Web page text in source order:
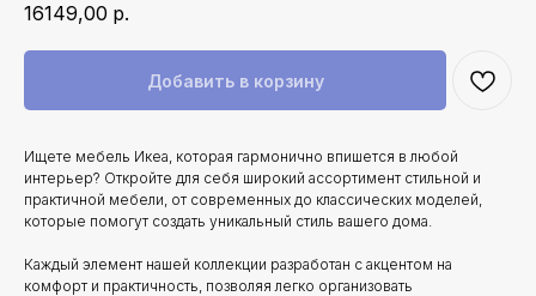
16149,00 р.
Добавить в корзину
Ищете мебель Икеа, которая гармонично впишется в любой
интерьер? Откройте для себя широкий ассортимент стильной и
практичной мебели, от современных до классических моделей,
которые помогут создать уникальный стиль вашего дома.
Каждый элемент нашей коллекции разработан с акцентом на
комфорт и практичность, позволяя легко организовать